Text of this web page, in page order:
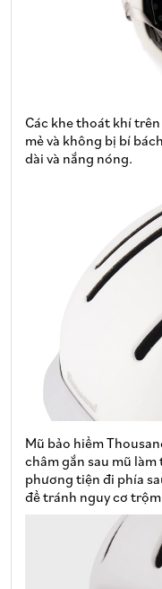
Các khe thoát khí
mẻ và không bị bí
dài và nắng nóng.
Mũ bảo hiểm
châm gắn sau mũ
phương tiện đi phía
để tránh nguy cơ